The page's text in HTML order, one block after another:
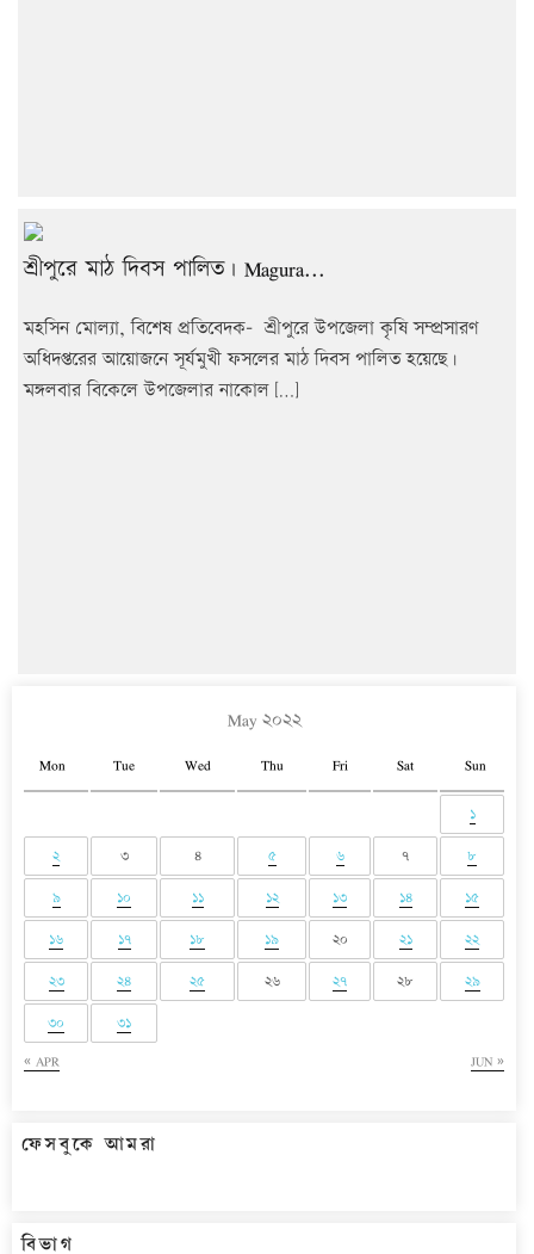
শ্রীপুরে মাঠ দিবস পালিত। Magura...
মহসিন মোল্যা, বিশেষ প্রতিবেদক- শ্রীপুরে উপজেলা কৃষি সম্প্রসারণ
অধিদপ্তরের আয়োজনে সূর্যমুখী ফসলের মাঠ দিবস পালিত হয়েছে।
মঙ্গলবার বিকেলে উপজেলার নাকোল […]
May ২০২২
Mon Tue Wed Thu Fri Sat Sun
« APR JUN »
১
২ ৩ ৪ ৫ ৬ ৭ ৮
৯ ১০ ১১ ১২ ১৩ ১৪ ১৫
১৬ ১৭ ১৮ ১৯ ২০ ২১ ২২
২৩ ২৪ ২৫ ২৬ ২৭ ২৮ ২৯
৩০ ৩১
ফেসবুকে আমরা
বিভাগ